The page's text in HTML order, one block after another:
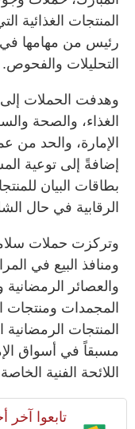
المنتجات الغذائية
رئيس من مهامها في
التحليلات والفحوص.
وهدفت الحملات
الغذاء، والصحة
الإمارة، والحد من
إضافةً إلى توعية
بطاقات البيان
الرقابية في حال
وتركزت حملات
ومنافذ البيع في
والعصائر
المجمدات ومنتجات
المنتجات
مسبقاً في أسواق
اللائحة الفنية
تابعوا آخر